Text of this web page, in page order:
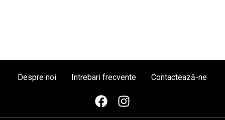
Despre noi Intrebari frecvente Contactează-ne
F
I